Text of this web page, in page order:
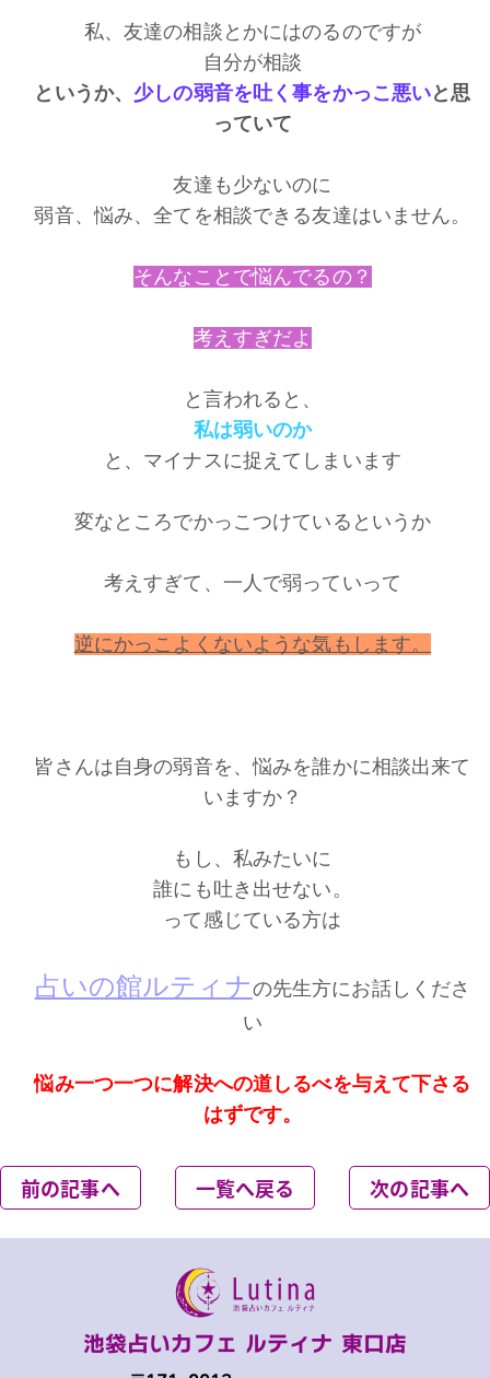
私、友達の相談とかにはのるのですが
自分が相談
というか、 少しの弱音を吐く事をかっこ悪いと思
っていて
友達も少ないのに
弱音、悩み、全てを相談できる友達はいません。
そんなことで悩んでるの？
考えすぎだよ
と言われると、
私は弱いのか
と、マイナスに捉えてしまいます
変なところでかっこつけているというか
考えすぎて、一人で弱っていって
逆にかっこよくないような気もします。
皆さんは自身の弱音を、悩みを誰かに相談出来て
いますか？
もし、私みたいに
誰にも吐き出せない。
って感じている方は
占いの館ルティナの先生方にお話しくださ
い
悩み一つ一つに解決への道しるべを与えて下さる
はずです。
前の記事へ 一覧へ戻る 次の記事へ
池袋占いカフェ ルティナ 東口店